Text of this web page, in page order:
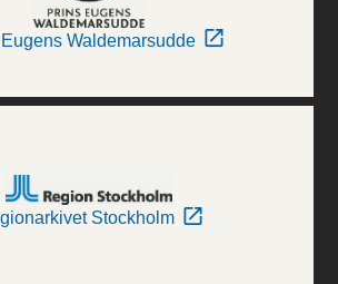
Waldemarsudde
Stockholm